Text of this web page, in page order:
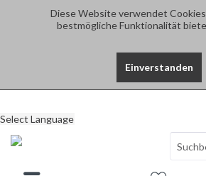
Diese Website verwendet
bestmögliche Funktionalität
Einverstanden
Select Language